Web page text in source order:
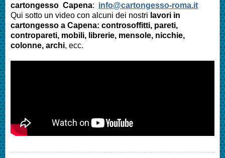
cartongesso Capena: info@cartongesso-roma.it
Qui sotto un video con alcuni dei nostri lavori in
cartongesso a Capena: controsoffitti, pareti,
contropareti, mobili, librerie, mensole, nicchie,
colonne, archi, ecc.